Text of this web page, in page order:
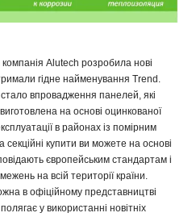
Alutech розробила нові
гідне найменування Trend.
впровадження панелей, які
на основі оцинкованої
в районах із помірним
купити ви можете на основі
європейським стандартам і
на всій території країни.
в офіційному представництві
у використанні новітніх